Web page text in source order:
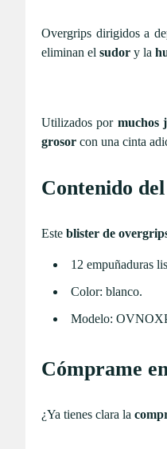
Overgrips dirigidos a
eliminan el sudor y la
Utilizados por muchos
grosor con una cinta
Contenido
Este blister de
12 empuñaduras
Color: blanco.
Modelo:
Cómprame
¿Ya tienes clara la